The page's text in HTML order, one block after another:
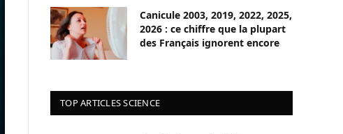
Canicule 2003, 2019, 2022, 2025,
2026 : ce chiffre que la plupart
des Français ignorent encore
TOP ARTICLES SCIENCE